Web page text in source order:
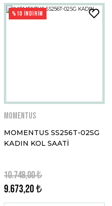
%10 İNDİRİM
Momentus
MOMENTUS SS256T-02SG
KADIN KOL SAATİ
9.673,20 ₺
10.748,00 ₺